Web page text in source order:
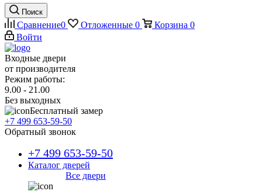
Поиск
Сравнение0 Отложенные 0 Корзина 0
Войти
Входные двери
от производителя
Режим работы:
9.00 - 21.00
Без выходных
Бесплатный замер
+7 499 653-59-50
Обратный звонок
+7 499 653-59-50
Каталог дверей
Все двери